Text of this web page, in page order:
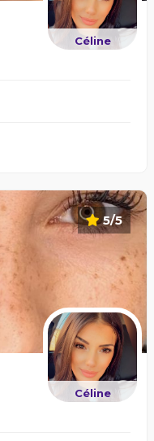
Céline
5/5
Céline